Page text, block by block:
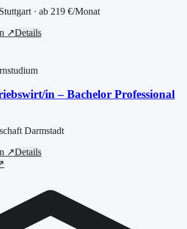
· ab 219 €/Monat
↗Details
in – Bachelor Professional
Darmstadt
↗Details